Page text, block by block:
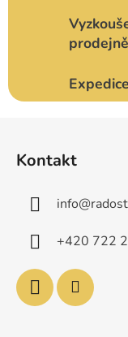
prodejně
Kontakt
info@
+420 722